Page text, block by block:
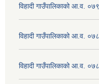
विहादी गाउँपालिकाको आ.व.
विहादी गाउँपालिकाको आ.व.
विहादी गाउँपालिकाको आ.व.